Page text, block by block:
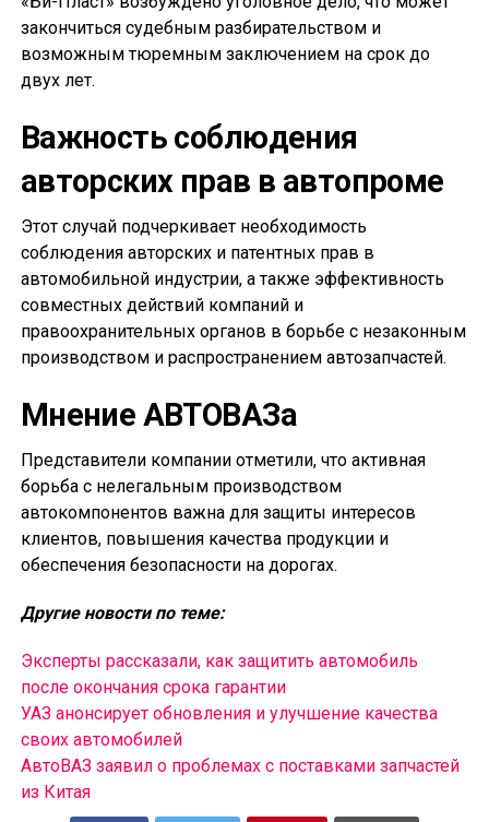
закончиться судебным разбирательством и
возможным тюремным заключением на срок до
двух лет.
Важность соблюдения
авторских прав в автопроме
Этот случай подчеркивает необходимость
соблюдения авторских и патентных прав в
автомобильной индустрии, а также эффективность
совместных действий компаний и
правоохранительных органов в борьбе с незаконным
производством и распространением автозапчастей.
Мнение АВТОВАЗа
Представители компании отметили, что активная
борьба с нелегальным производством
автокомпонентов важна для защиты интересов
клиентов, повышения качества продукции и
обеспечения безопасности на дорогах.
Другие новости по теме:
Эксперты рассказали, как защитить автомобиль
после окончания срока гарантии
УАЗ анонсирует обновления и улучшение качества
своих автомобилей
АвтоВАЗ заявил о проблемах с поставками запчастей
из Китая